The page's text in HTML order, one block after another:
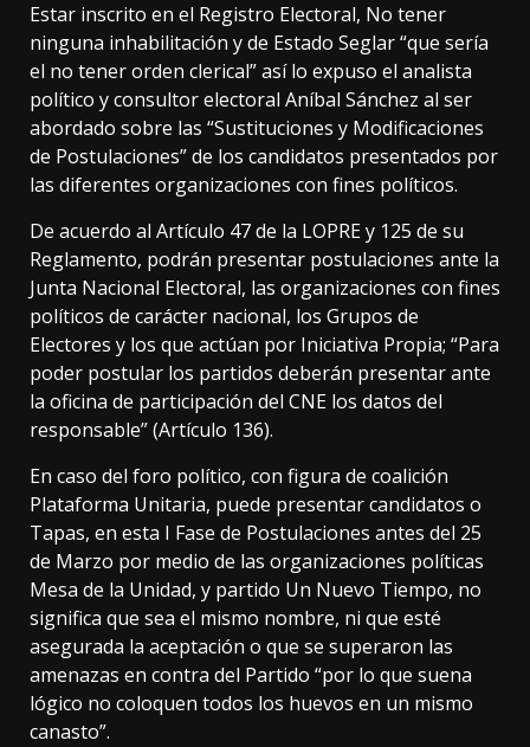
Estar inscrito en el Registro Electoral, No tener
ninguna inhabilitación y de Estado Seglar “que sería
el no tener orden clerical” así lo expuso el analista
político y consultor electoral Aníbal Sánchez al ser
abordado sobre las “Sustituciones y Modificaciones
de Postulaciones” de los candidatos presentados por
las diferentes organizaciones con fines políticos.
De acuerdo al Artículo 47 de la LOPRE y 125 de su
Reglamento, podrán presentar postulaciones ante la
Junta Nacional Electoral, las organizaciones con fines
políticos de carácter nacional, los Grupos de
Electores y los que actúan por Iniciativa Propia; “Para
poder postular los partidos deberán presentar ante
la oficina de participación del CNE los datos del
responsable” (Artículo 136).
En caso del foro político, con figura de coalición
Plataforma Unitaria, puede presentar candidatos o
Tapas, en esta I Fase de Postulaciones antes del 25
de Marzo por medio de las organizaciones políticas
Mesa de la Unidad, y partido Un Nuevo Tiempo, no
significa que sea el mismo nombre, ni que esté
asegurada la aceptación o que se superaron las
amenazas en contra del Partido “por lo que suena
lógico no coloquen todos los huevos en un mismo
canasto”.